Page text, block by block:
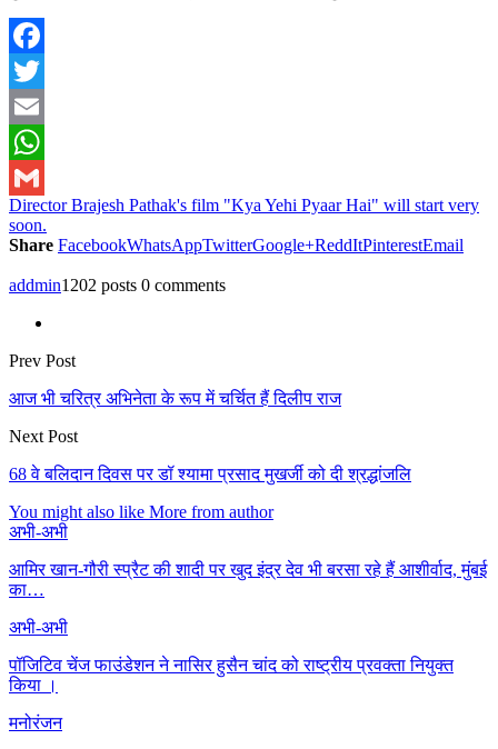
Facebook
Twitter
Email
WhatsApp
Gmail
Director Brajesh Pathak's film "Kya Yehi Pyaar Hai" will start very
soon.
Share FacebookWhatsAppTwitterGoogle+ReddItPinterestEmail
addmin1202 posts 0 comments
Prev Post
आज भी चरित्र अभिनेता के रूप में चर्चित हैं दिलीप राज
Next Post
68 वे बलिदान दिवस पर डॉ श्यामा प्रसाद मुखर्जी को दी श्रद्धांजलि
You might also like More from author
अभी-अभी
आमिर खान-गौरी स्प्रैट की शादी पर खुद इंद्र देव भी बरसा रहे हैं आशीर्वाद, मुंबई
का…
अभी-अभी
पॉजिटिव चेंज फाउंडेशन ने नासिर हुसैन चांद को राष्ट्रीय प्रवक्ता नियुक्त
किया ।
मनोरंजन